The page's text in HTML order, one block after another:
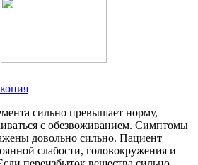
сильно превышает норму,
с обезвоживанием. Симптомы
довольно сильно. Пациент
слабости, головокружения и